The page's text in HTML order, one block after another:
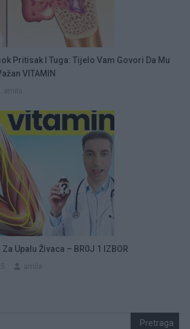
Pritisak I Tuga: Tijelo Vam Govori Da Mu
VITAMIN
Upalu Živaca – BR0J 1 IZBOR
Pretraga